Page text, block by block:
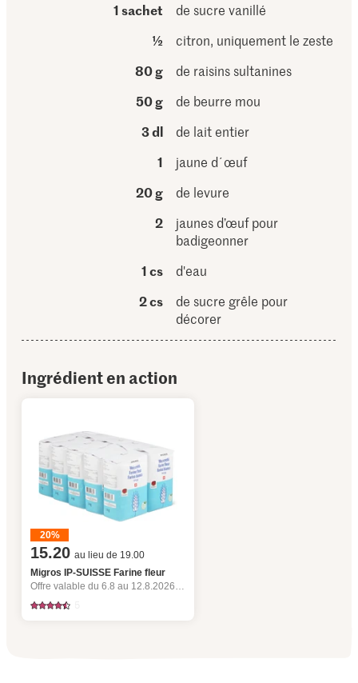
1 sachet
de sucre vanillé
½
citron, uniquement le zeste
80 g
de raisins sultanines
50 g
de beurre mou
3 dl
de lait entier
1
jaune d´œuf
20 g
de levure
2
jaunes d’œuf pour
badigeonner
1 cs
d'eau
2 cs
de sucre grêle pour
décorer
Ingrédient en action
20%
15.20 au lieu de 19.00
Migros IP-SUISSE Farine fleur
Offre valable du 6.8 au 12.8.2026, jusqu’à épuisement du stock.